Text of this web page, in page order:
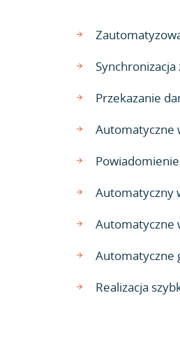
Przekazanie
Automatyczne
Automatyczny
Automatyczne
Automatyczne
Realizacja